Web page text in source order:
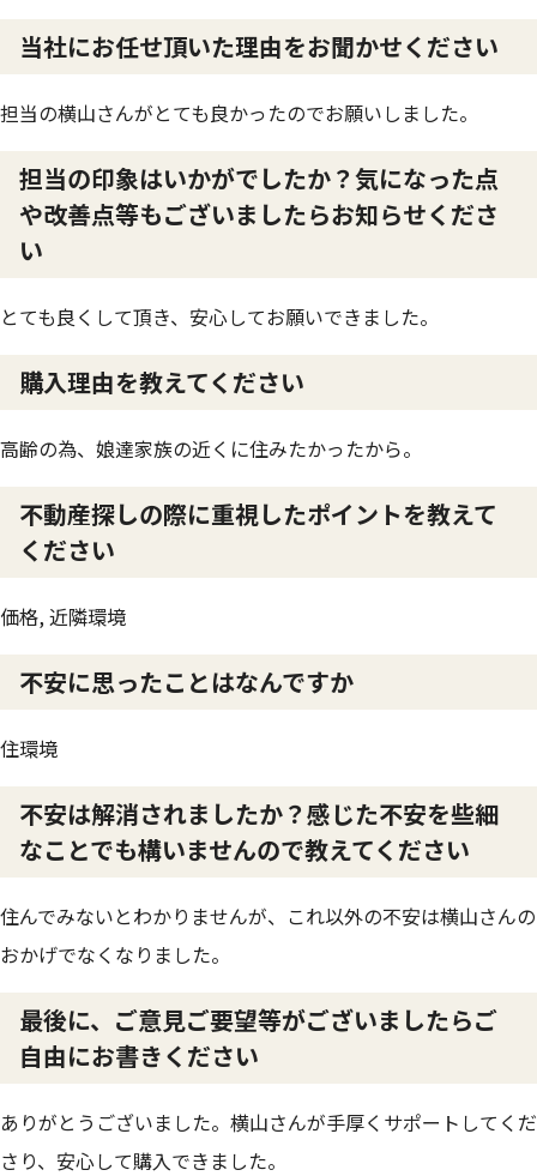
当社にお任せ頂いた理由をお聞かせください
担当の横山さんがとても良かったのでお願いしました。
担当の印象はいかがでしたか？気になった点
や改善点等もございましたらお知らせくださ
い
とても良くして頂き、安心してお願いできました。
購入理由を教えてください
高齢の為、娘達家族の近くに住みたかったから。
不動産探しの際に重視したポイントを教えて
ください
価格, 近隣環境
不安に思ったことはなんですか
住環境
不安は解消されましたか？感じた不安を些細
なことでも構いませんので教えてください
住んでみないとわかりませんが、これ以外の不安は横山さんの
おかげでなくなりました。
最後に、ご意見ご要望等がございましたらご
自由にお書きください
ありがとうございました。横山さんが手厚くサポートしてくだ
さり、安心して購入できました。